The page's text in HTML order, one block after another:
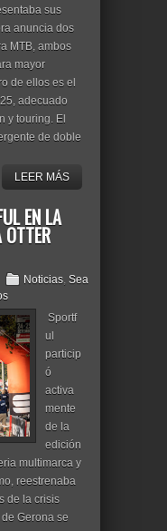
sus
anuncia dos
MTB, ambos
mayor
de ellos es el
adecuado
y touring. El
de doble
LEER MÁS
EN LA
OTTER
Noticias, Sea
Sportf
ul
particip
ó
activa
mente
de la
edición
multimarca y
reestrenaba
de la crisis
Gerona se